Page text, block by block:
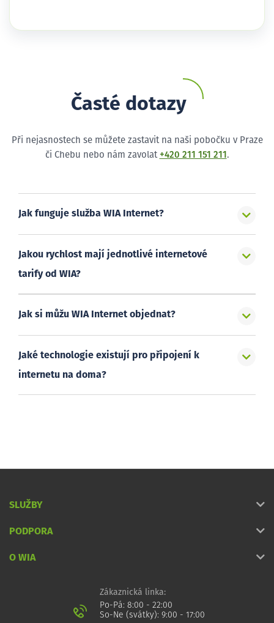
Časté dotazy
Při nejasnostech se můžete zastavit na naši pobočku v Praze
či Chebu nebo nám zavolat +420 211 151 211 .
Jak funguje služba WIA Internet?
Jakou rychlost mají jednotlivé internetové
tarify od WIA?
Jak si můžu WIA Internet objednat?
Jaké technologie existují pro připojení k
internetu na doma?
SLUŽBY
PODPORA
O WIA
Zákaznická linka:
Po-Pá: 8:00 - 22:00
So-Ne (svátky): 9:00 - 17:00